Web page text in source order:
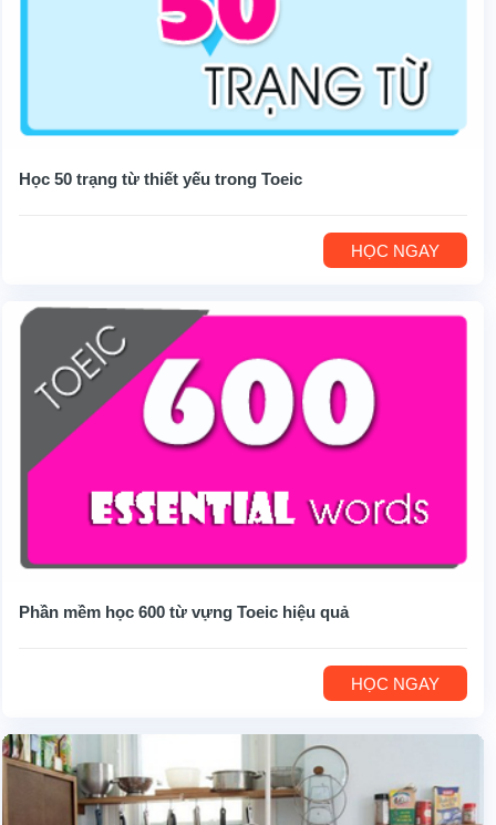
Học 50 trạng từ thiết yếu trong Toeic
HỌC NGAY
Phần mềm học 600 từ vựng Toeic hiệu quả
HỌC NGAY